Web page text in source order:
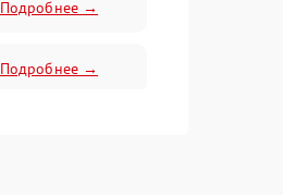
Подробнее →
Подробнее →